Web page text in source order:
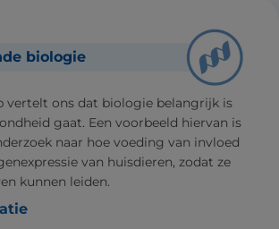
biologie
vertelt ons dat biologie belangrijk is
gaat. Een voorbeeld hiervan is
naar hoe voeding van invloed
van huisdieren, zodat ze
kunnen leiden.